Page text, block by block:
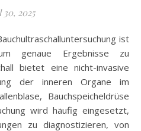
2025
genaue Ergebnisse zu
bietet eine nicht-invasive
der inneren Organe im
Bauchspeicheldrüse
wird häufig eingesetzt,
zu diagnostizieren, von